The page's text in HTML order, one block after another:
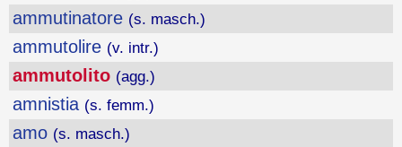
ammutinatore (s. masch.)
ammutolire (v. intr.)
ammutolito (agg.)
amnistia (s. femm.)
amo (s. masch.)